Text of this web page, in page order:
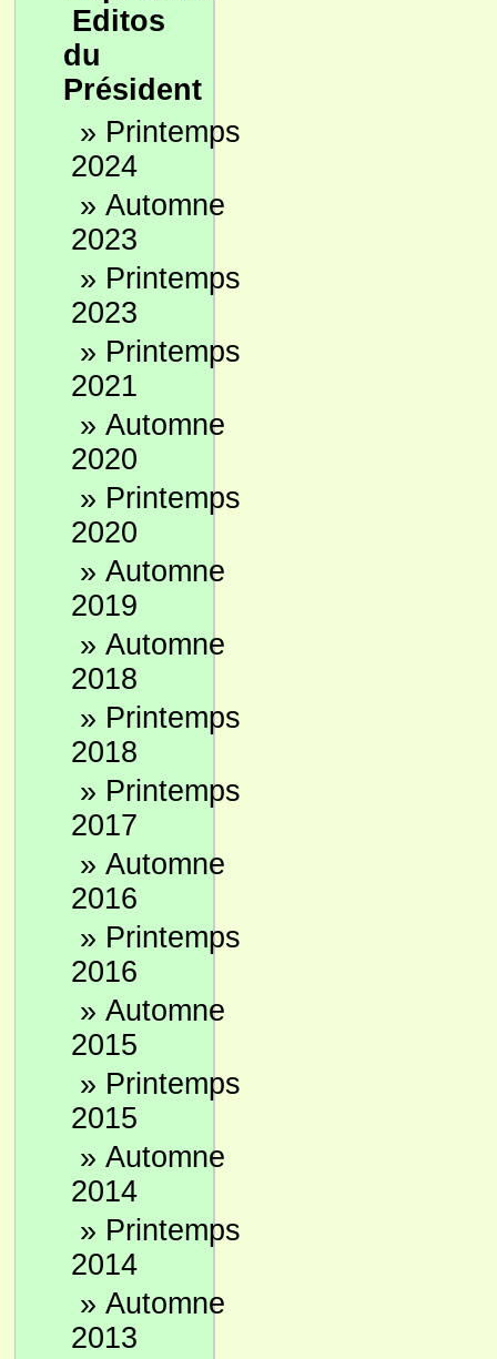
Editos
du
Président
» Printemps
2024
» Automne
2023
» Printemps
2023
» Printemps
2021
» Automne
2020
» Printemps
2020
» Automne
2019
» Automne
2018
» Printemps
2018
» Printemps
2017
» Automne
2016
» Printemps
2016
» Automne
2015
» Printemps
2015
» Automne
2014
» Printemps
2014
» Automne
2013